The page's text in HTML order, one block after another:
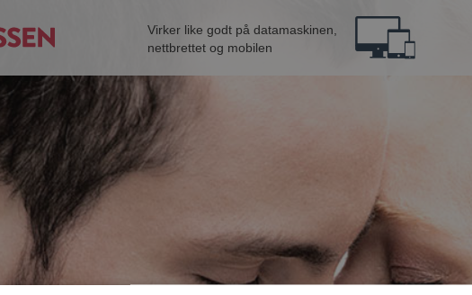
Virker like godt på datamaskinen,
nettbrettet og mobilen